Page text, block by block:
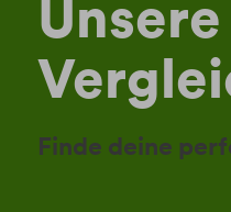
Finde deine